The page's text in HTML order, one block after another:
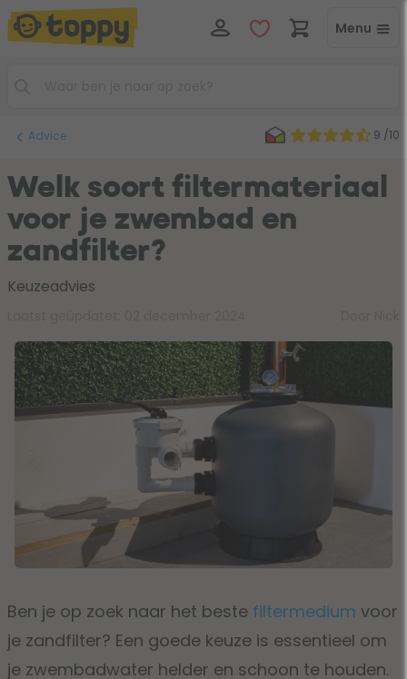
Menu
Advice 9 /10
Welk soort filtermateriaal
voor je zwembad en
zandfilter?
Keuzeadvies
Ben je op zoek naar het beste filtermedium voor
je zandfilter? Een goede keuze is essentieel om
je zwembadwater helder en schoon te houden.